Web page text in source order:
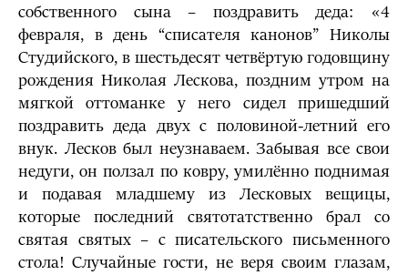
собственного сына – поздравить деда: «4
февраля, в день “списателя канонов” Николы
Студийского, в шестьдесят четвёртую годовщину
рождения Николая Лескова, поздним утром на
мягкой оттоманке у него сидел пришедший
поздравить деда двух с половиной-летний его
внук. Лесков был неузнаваем. Забывая все свои
недуги, он ползал по ковру, умилённо поднимая
и подавая младшему из Лесковых вещицы,
которые последний святотатственно брал со
святая святых – с писательского письменного
стола! Случайные гости, не веря своим глазам,